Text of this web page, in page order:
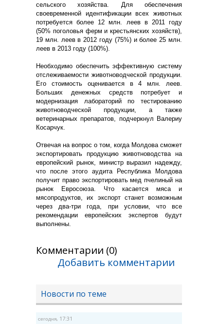
сельского хозяйства. Для обеспечения
своевременной идентификации всех животных
потребуется более 12 млн. леев в 2011 году
(50% поголовья ферм и крестьянских хозяйств),
19 млн. леев в 2012 году (75%) и более 25 млн.
леев в 2013 году (100%).
Необходимо обеспечить эффективную систему
отслеживаемости животноводческой продукции.
Его стоимость оценивается в 4 млн. леев.
Больших денежных средств потребует и
модернизация лабораторий по тестированию
животноводческой продукции, а также
ветеринарных препаратов, подчеркнул Валериу
Косарчук.
Отвечая на вопрос о том, когда Молдова сможет
экспортировать продукцию животноводства на
европейский рынок, министр выразил надежду,
что после этого аудита Республика Молдова
получит право экспортировать мед пчелиный на
рынок Евросоюза. Что касается мяса и
мясопродуктов, их экспорт станет возможным
через два-три года, при условии, что все
рекомендации европейских экспертов будут
выполнены.
Комментарии (0)
Добавить комментарии
Новости по теме
сегодня, 17:31